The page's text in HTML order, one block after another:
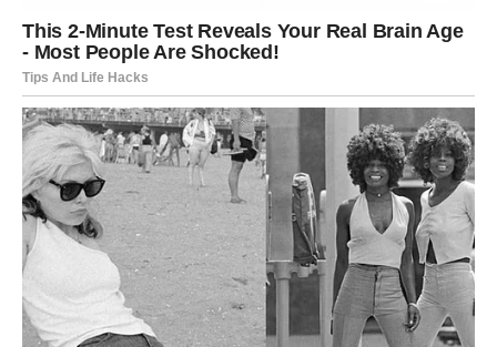
Jedna osoba mogla bi igrati veliku
ulogu u vašem životu
Veoma je moguće da će tokom druge polovine maja jedna
osoba imati veliki uticaj na događaje koji dolaze. To može
biti prijatelj, kolega ili neko koga ste skoro upoznali.
Ova osoba mogla bi vam pomoći važnim savjetom,